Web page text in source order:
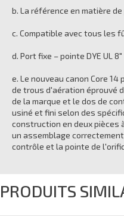
b. La référence en matière
c. Compatible avec tous les
d. Port fixe – pointe DYE UL 8"
e. Le nouveau canon Core
de trous d'aération éprouvé
de la marque et le dos de
usiné et fini selon des
construction en deux pièces
un assemblage
contrôle et la pointe de
PRODUITS